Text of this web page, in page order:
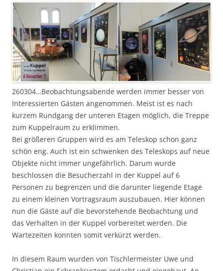
260304…Beobachtungsabende werden immer besser von
Interessierten Gästen angenommen. Meist ist es nach
kurzem Rundgang der unteren Etagen möglich, die Treppe
zum Kuppelraum zu erklimmen.
Bei größeren Gruppen wird es am Teleskop schon ganz
schön eng. Auch ist ein schwenken des Teleskops auf neue
Objekte nicht immer ungefährlich. Darum wurde
beschlossen die Besucherzahl in der Kuppel auf 6
Personen zu begrenzen und die darunter liegende Etage
zu einem kleinen Vortragsraum auszubauen. Hier können
nun die Gäste auf die bevorstehende Beobachtung und
das Verhalten in der Kuppel vorbereitet werden. Die
Wartezeiten konnten somit verkürzt werden.
In diesem Raum wurden von Tischlermeister Uwe und